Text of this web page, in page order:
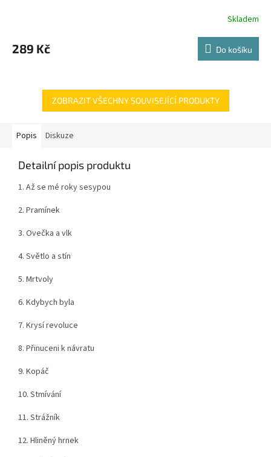
Skladem
289 Kč Do košíku
ZOBRAZIT VŠECHNY SOUVISEJÍCÍ PRODUKTY
Popis Diskuze
Detailní popis produktu
1. Až se mé roky sesypou
2. Pramínek
3. Ovečka a vlk
4. Světlo a stín
5. Mrtvoly
6. Kdybych byla
7. Krysí revoluce
8. Přinuceni k návratu
9. Kopáč
10. Stmívání
11. Strážník
12. Hliněný hrnek